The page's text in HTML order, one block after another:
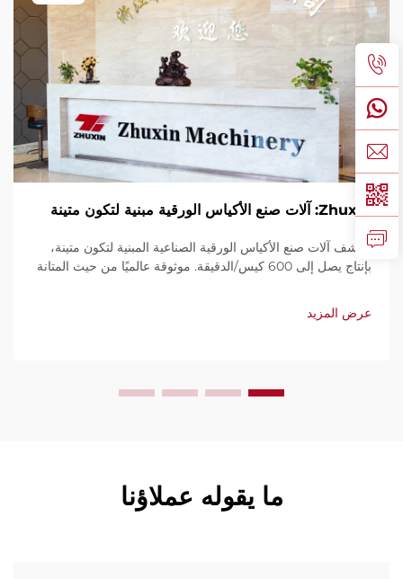
Zhuxin: آلات صنع الأكياس الورقية مبنية لتكون متينة
اكتشف آلات صنع الأكياس الورقية الصناعية المبنية لتكون متينة،
بإنتاج يصل إلى 600 كيس/الدقيقة. موثوقة عالميًا من حيث المتانة
وخدمة سريعة. اطلب عرض سعر اليوم.
عرض المزيد
ما يقوله عملاؤنا